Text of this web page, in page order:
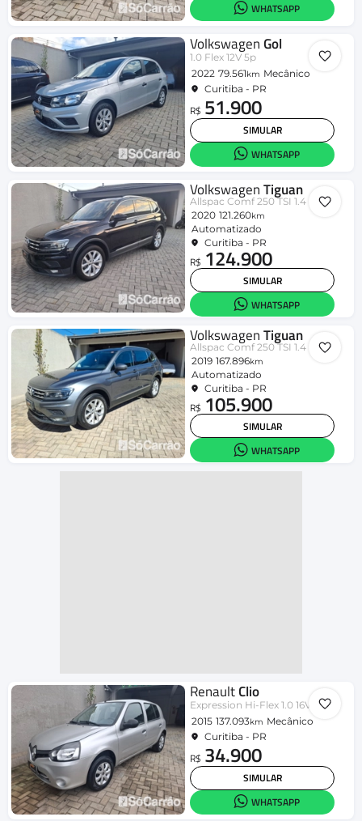
WHATSAPP
VolkswagenGol
1.0 Flex 12V 5p
2022 79.561km Mecânico
Curitiba - PR
R$ 51.900
SIMULAR
WHATSAPP
VolkswagenTiguan
Allspac Comf 250 TSI 1.4 Flex
2020 121.260km
Automatizado
Curitiba - PR
R$ 124.900
SIMULAR
WHATSAPP
VolkswagenTiguan
Allspac Comf 250 TSI 1.4 Flex
2019 167.896km
Automatizado
Curitiba - PR
R$ 105.900
SIMULAR
WHATSAPP
RenaultClio
Expression Hi-Flex 1.0 16V 5p
2015 137.093km Mecânico
Curitiba - PR
R$ 34.900
SIMULAR
WHATSAPP